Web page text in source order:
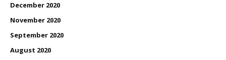
December 2020
November 2020
September 2020
August 2020